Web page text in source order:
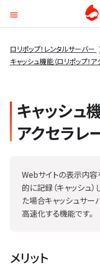
ロリポップ！レンタルサーバー
キャッシュ機能（ロリポップ！ア
キャッシュ
アクセラレ
Webサイトの表示内
的に記録（キャッシュ
た場合キャッシュサー
高速化する機能です。
メリット